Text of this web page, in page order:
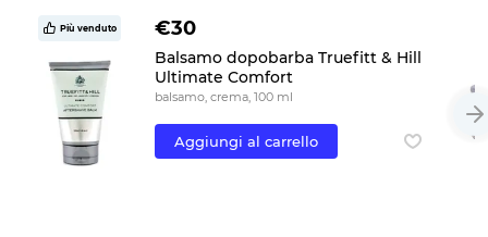
Più venduto €30
Balsamo dopobarba Truefitt & Hill
Ultimate Comfort
balsamo, crema, 100 ml
Aggiungi al carrello